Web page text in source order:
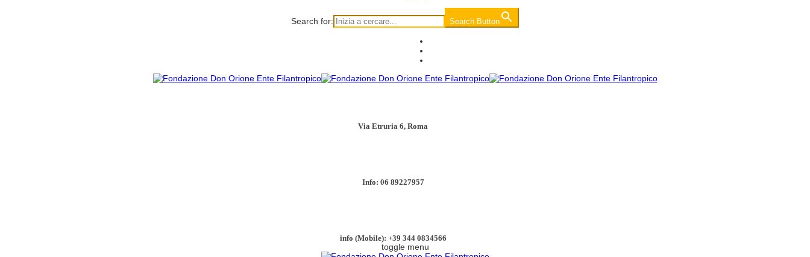
Search for: Search Button
Via Etruria 6, Roma
Info: 06 89227957
info (Mobile): +39 344 0834566
toggle menu